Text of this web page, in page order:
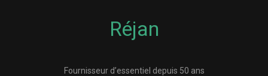
Réjan
Fournisseur d’essentiel depuis 50 ans